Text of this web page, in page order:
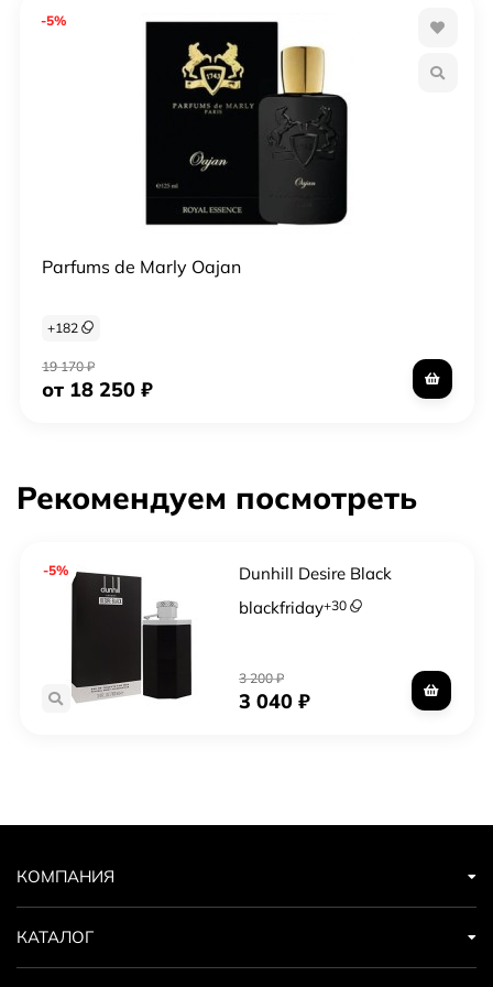
-5%
Parfums de Marly Oajan
+182
19 170₽
от 18 250 ₽
Рекомендуем посмотреть
-5%
Dunhill Desire Black
blackfriday+30
3 200₽
3 040 ₽
КОМПАНИЯ
КАТАЛОГ